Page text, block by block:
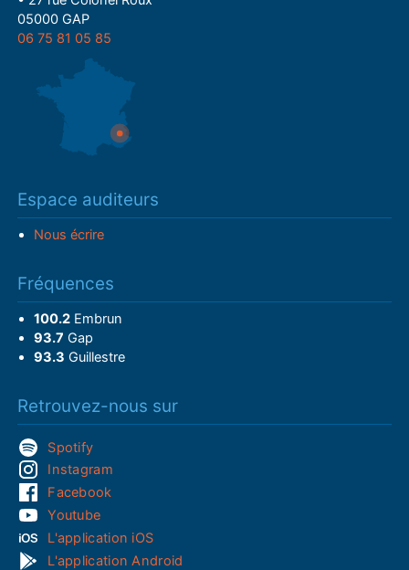
05000 GAP
06 75 81 05 85
Espace auditeurs
Nous écrire
Fréquences
100.2Embrun
93.7 Gap
93.3 Guillestre
Retrouvez-nous sur
Spotify
Instagram
Facebook
Youtube
L'application iOS
L'application Android